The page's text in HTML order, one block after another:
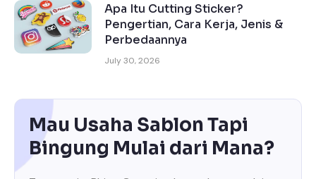
Apa Itu Cutting Sticker?
Pengertian, Cara Kerja, Jenis &
Perbedaannya
July 30, 2026
Mau Usaha Sablon Tapi
Bingung Mulai dari Mana?